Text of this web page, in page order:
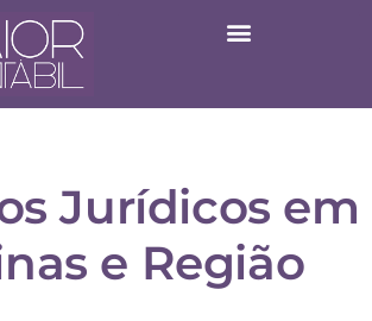
Jurídicos em
e Região